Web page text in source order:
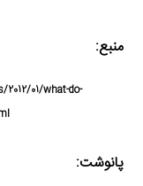
منبع:
01/what-do-
پانوشت: